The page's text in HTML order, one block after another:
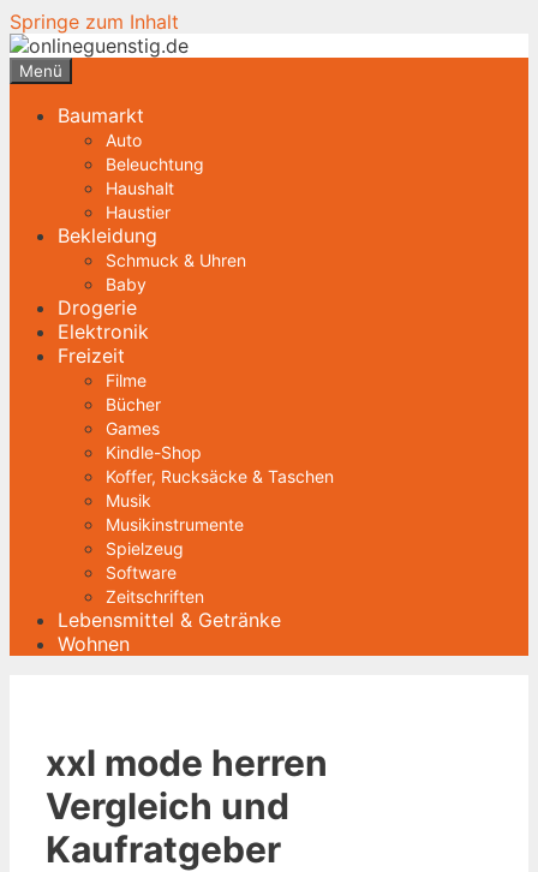
Springe zum Inhalt
Menü
Baumarkt
Auto
Beleuchtung
Haushalt
Haustier
Bekleidung
Schmuck & Uhren
Baby
Drogerie
Elektronik
Freizeit
Filme
Bücher
Games
Kindle-Shop
Koffer, Rucksäcke & Taschen
Musik
Musikinstrumente
Spielzeug
Software
Zeitschriften
Lebensmittel & Getränke
Wohnen
xxl mode herren
Vergleich und
Kaufratgeber